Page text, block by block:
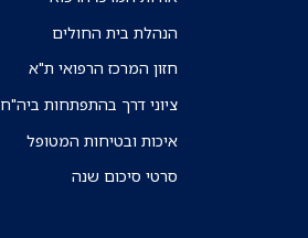
הנהלת בית החולים
חזון המרכז הרפואי ת"א
ציוני דרך בהתפתחות ביה"ח
איכות ובטיחות המטופל
סרטי סיכום שנה